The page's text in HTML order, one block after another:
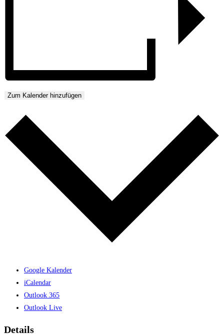
Zum Kalender hinzufügen
Google Kalender
iCalendar
Outlook 365
Outlook Live
Details